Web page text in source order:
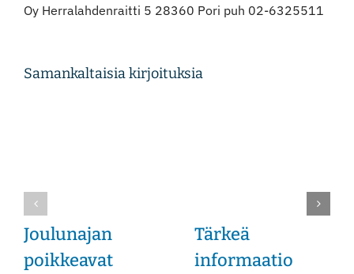
Instagram
Oy Herralahdenraitti 5 28360 Pori puh 02-6325511
Samankaltaisia kirjoituksia
Joulunajan
poikkeavat
Tärkeä
informaatio